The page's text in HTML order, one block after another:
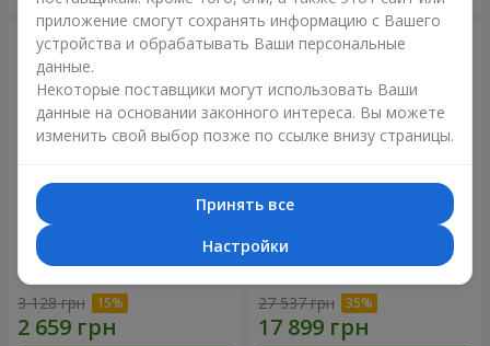
Корзина альстромерий
"Акварель"
3 128 грн
301 красная роза
27 537 грн
приложение смогут сохранять информацию с Вашего
устройства и обрабатывать Ваши персональные
данные.
Некоторые поставщики могут использовать Ваши
данные на основании законного интереса. Вы можете
изменить свой выбор позже по ссылке внизу страницы.
Принять все
Настройки